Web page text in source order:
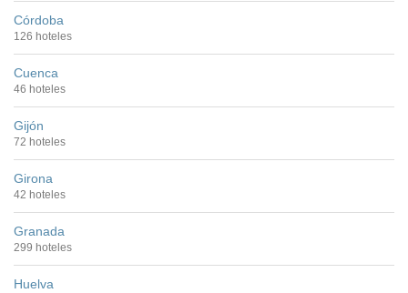
Córdoba
126 hoteles
Cuenca
46 hoteles
Gijón
72 hoteles
Girona
42 hoteles
Granada
299 hoteles
Huelva